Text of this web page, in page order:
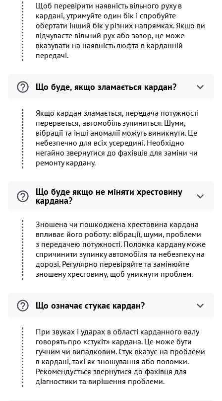
Щоб перевірити наявність вільного руху в
кардані, утримуйте один бік і спробуйте
обертати інший бік у різних напрямках. Якщо ви
відчуваєте вільний рух або зазор, це може
вказувати на наявність люфта в карданній
передачі.
Що буде, якщо зламається кардан?
Якщо кардан зламається, передача потужності
перерветься, автомобіль зупиниться. Шуми,
вібрації та інші аномалії можуть виникнути. Це
небезпечно для всіх усередині. Необхідно
негайно звернутися до фахівців для заміни чи
ремонту кардану.
Що буде якщо не міняти хрестовину
кардана?
Зношена чи пошкоджена хрестовина кардана
впливає його роботу: вібрації, шуми, проблеми
з передачею потужності. Поломка кардану може
спричинити зупинку автомобіля та небезпеку на
дорозі. Регулярно перевіряйте та замінюйте
зношену хрестовину, щоб уникнути проблем.
Що означає стукає кардан?
При звуках і ударах в області карданного валу
говорять про «стукіт» кардана. Це може бути
гучним чи випадковим. Стук вказує на проблеми
в кардані, такі як зношування або поломки.
Рекомендується звернутися до фахівця для
діагностики та вирішення проблеми.